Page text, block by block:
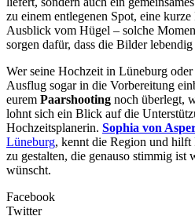
zu einem entlegenen Spot, eine
Ausblick vom Hügel – solche
sorgen dafür, dass die Bilder
Wer seine Hochzeit in Lüneburg
Ausflug sogar in die Vorbereitung
eurem Paarshooting noch überlegt,
lohnt sich ein Blick auf die
Hochzeitsplanerin. Sophia von
Lüneburg, kennt die Region und hilft
zu gestalten, die genauso stimmig ist
wünscht.
Facebook
Twitter